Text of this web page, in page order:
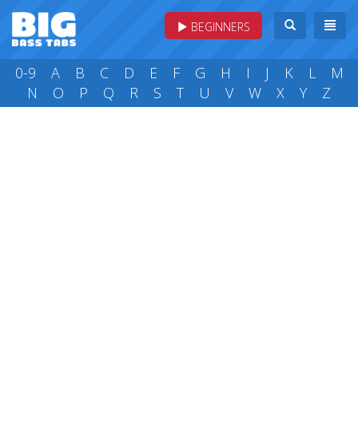
BEGINNERS
0-9 A B C D E F G H I J K L
M
N
O P Q R S T U V W X Y Z